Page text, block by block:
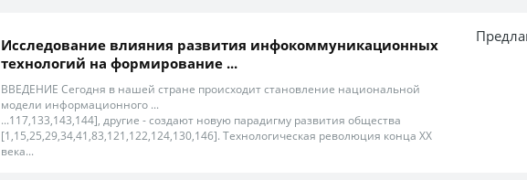
Исследование влияния развития инфокоммуникационных
технологий на формирование ...
ВВЕДЕНИЕ Сегодня в нашей стране происходит становление национальной
модели информационного ...
...117,133,143,144], другие - создают новую парадигму развития общества
[1,15,25,29,34,41,83,121,122,124,130,146]. Технологическая революция конца ХХ
века...